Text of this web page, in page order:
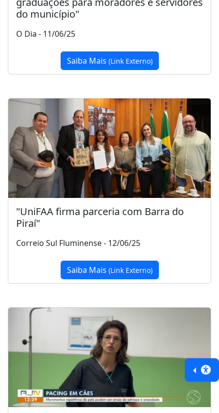
do município"
O Dia - 11/06/25
Saiba Mais (Link Externo)
"UniFAA firma parceria com Barra do
Piraí"
Correio Sul Fluminense - 12/06/25
Saiba Mais (Link Externo)